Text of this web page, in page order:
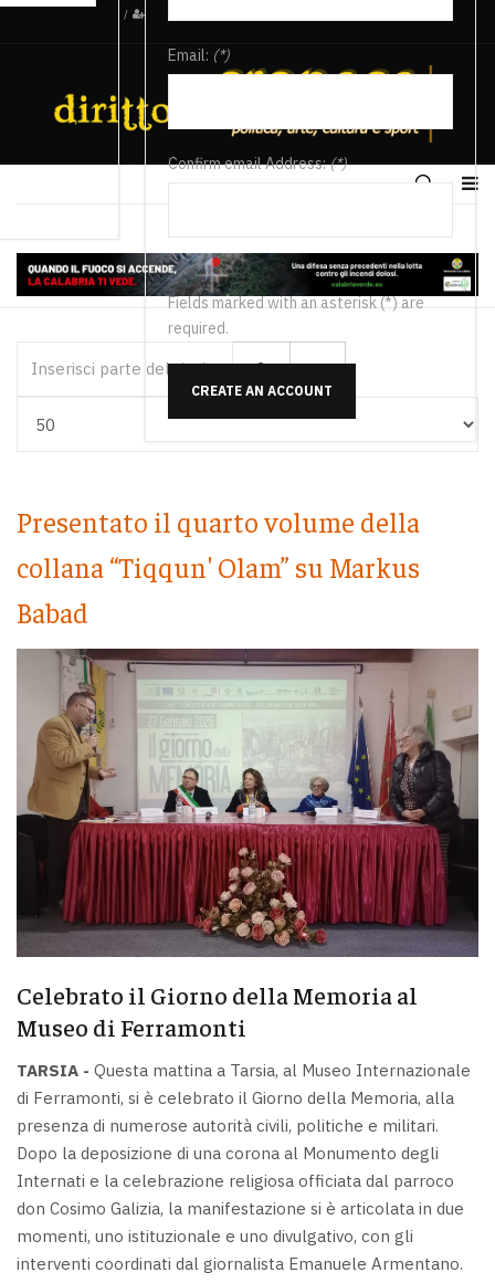
/
Email: (*)
Confirm email Address:(*)
Fields marked with an asterisk (*) are
required.
CREATE AN ACCOUNT
Presentato il quarto volume della
collana “Tiqqun' Olam” su Markus
Babad
Celebrato il Giorno della Memoria al
Museo di Ferramonti
TARSIA - Questa mattina a Tarsia, al Museo Internazionale
di Ferramonti, si è celebrato il Giorno della Memoria, alla
presenza di numerose autorità civili, politiche e militari.
Dopo la deposizione di una corona al Monumento degli
Internati e la celebrazione religiosa officiata dal parroco
don Cosimo Galizia, la manifestazione si è articolata in due
momenti, uno istituzionale e uno divulgativo, con gli
interventi coordinati dal giornalista Emanuele Armentano.